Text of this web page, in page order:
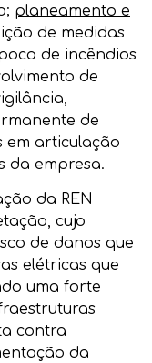
planeamento e
de medidas
de incêndios
de
de
em articulação
da empresa.
da REN
cujo
de danos que
elétricas que
uma forte
contra
da